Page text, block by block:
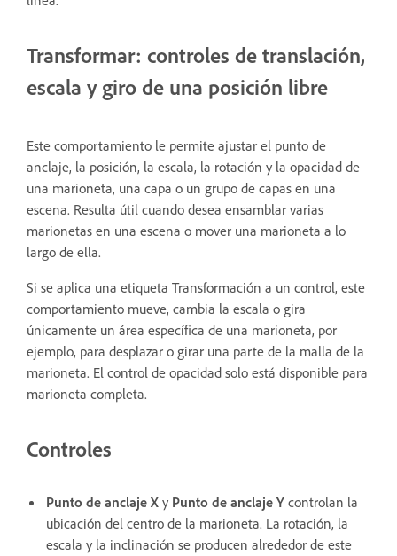
Transformar: controles de translación,
escala y giro de una posición libre
Este comportamiento le permite ajustar el punto de
anclaje, la posición, la escala, la rotación y la opacidad de
una marioneta, una capa o un grupo de capas en una
escena. Resulta útil cuando desea ensamblar varias
marionetas en una escena o mover una marioneta a lo
largo de ella.
Si se aplica una etiqueta Transformación a un control, este
comportamiento mueve, cambia la escala o gira
únicamente un área específica de una marioneta, por
ejemplo, para desplazar o girar una parte de la malla de la
marioneta. El control de opacidad solo está disponible para
marioneta completa.
Controles
Punto de anclaje X y Punto de anclaje Y controlan la
ubicación del centro de la marioneta. La rotación, la
escala y la inclinación se producen alrededor de este